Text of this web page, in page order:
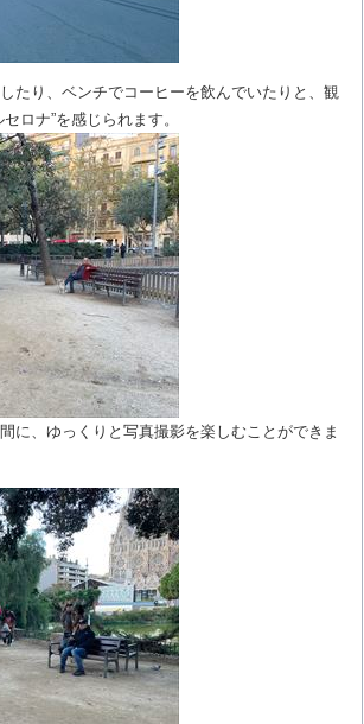
たり、ベンチでコーヒーを飲んでいたりと、観
ロナ”を感じられます。
に、ゆっくりと写真撮影を楽しむことができま